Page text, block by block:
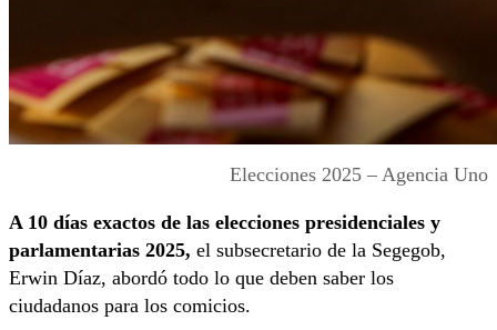
Elecciones 2025 – Agencia Uno
A 10 días exactos de las elecciones presidenciales y
parlamentarias 2025, el subsecretario de la Segegob,
Erwin Díaz, abordó todo lo que deben saber los
ciudadanos para los comicios.